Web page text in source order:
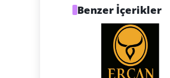
Benzer İçerikler